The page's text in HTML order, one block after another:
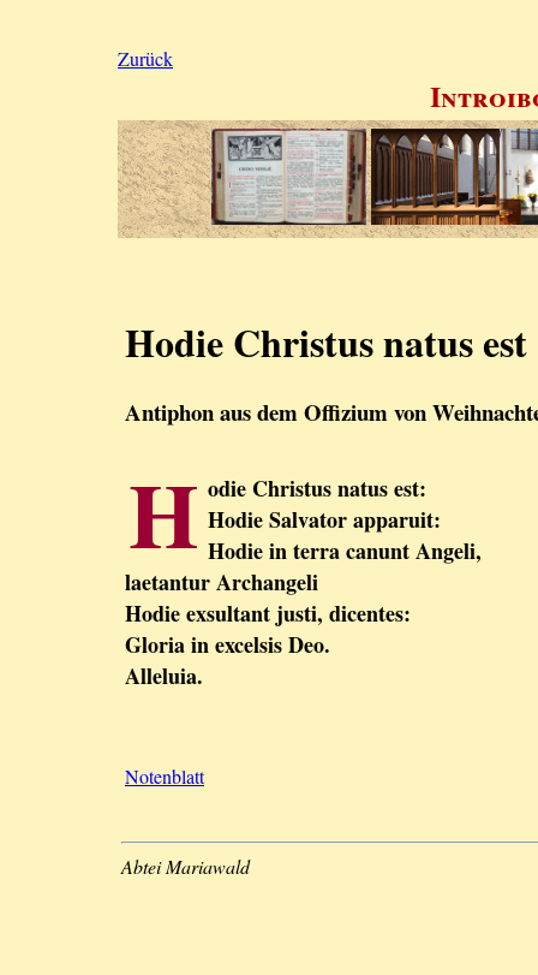
Zurück
Hodie Christus natus est
Antiphon aus dem Offizium von
H odie Christus natus est:
Hodie Salvator apparuit:
Hodie in terra canunt Angeli,
laetantur Archangeli
Hodie exsultant justi, dicentes:
Gloria in excelsis Deo.
Alleluia.
Notenblatt
Abtei Mariawald